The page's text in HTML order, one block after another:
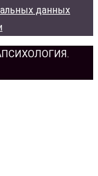
данных